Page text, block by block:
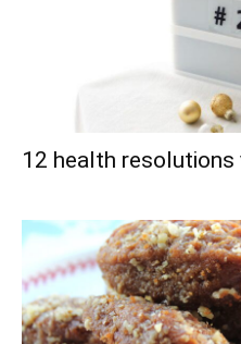
12 health resolutions